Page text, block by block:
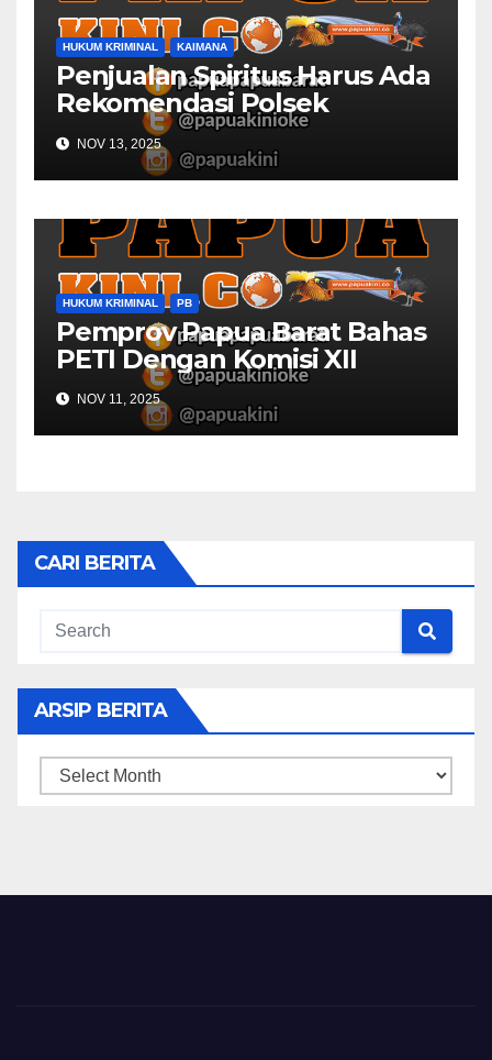
HUKUM KRIMINAL KAIMANA
Penjualan Spiritus Harus Ada
Rekomendasi Polsek
Kaimana
NOV 13, 2025
HUKUM KRIMINAL PB
Pemprov Papua Barat Bahas
PETI Dengan Komisi XII
NOV 11, 2025
CARI BERITA
ARSIP BERITA
ARSIP